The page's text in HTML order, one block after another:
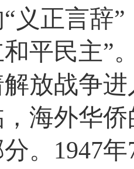
义正言辞
平民主”
解放战争
海外华
。1947